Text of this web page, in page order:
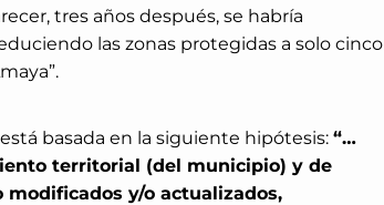
tres años después, se habría
las zonas protegidas a solo cinco
basada en la siguiente hipótesis: “…
territorial (del municipio) y de
y/o actualizados,